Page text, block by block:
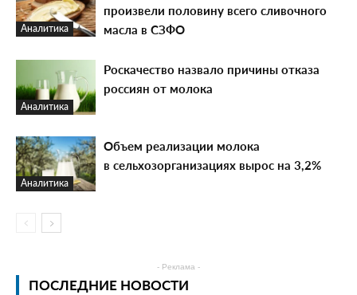
Аналитика
произвели половину всего сливочного
масла в СЗФО
Аналитика
Роскачество назвало причины отказа
россиян от молока
Аналитика
Объем реализации молока
в сельхозорганизациях вырос на 3,2%
- Реклама -
ПОСЛЕДНИЕ НОВОСТИ